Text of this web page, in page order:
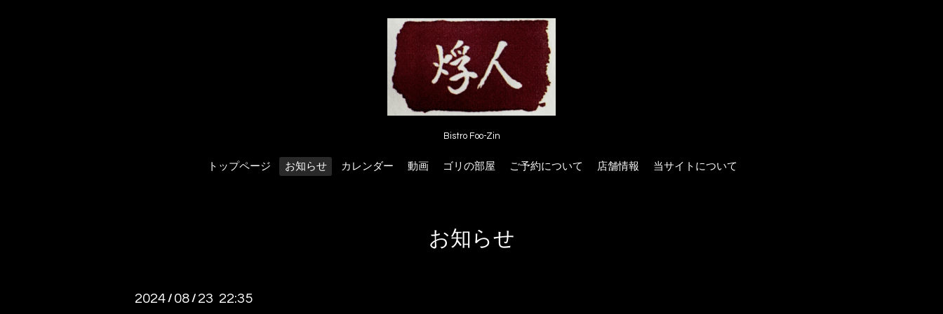
Bistro Foo-Zin
トップページ お知らせ カレンダー 動画 ゴリの部屋 ご予約について 店舗情報 当サイトについて
お知らせ
2024 / 08 / 23 22:35